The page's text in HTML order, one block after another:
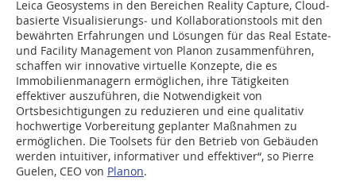
Leica Geosystems in den Bereichen Reality Capture, Cloud‐
basierte Visualisierungs‐ und Kollaborationstools mit den
bewährten Erfahrungen und Lösungen für das Real Estate‐
und Facility Management von Planon zusammenführen,
schaffen wir innovative virtuelle Konzepte, die es
Immobilienmanagern ermöglichen, ihre Tätigkeiten
effektiver auszuführen, die Notwendigkeit von
Ortsbesichtigungen zu reduzieren und eine qualitativ
hochwertige Vorbereitung geplanter Maßnahmen zu
ermöglichen. Die Toolsets für den Betrieb von Gebäuden
werden intuitiver, informativer und effektiver“, so Pierre
Guelen, CEO von Planon.